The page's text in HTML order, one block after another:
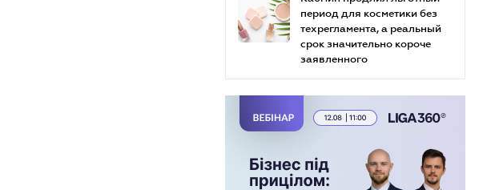
период для косметики без
техрегламента, а реальный
срок значительно короче
заявленного